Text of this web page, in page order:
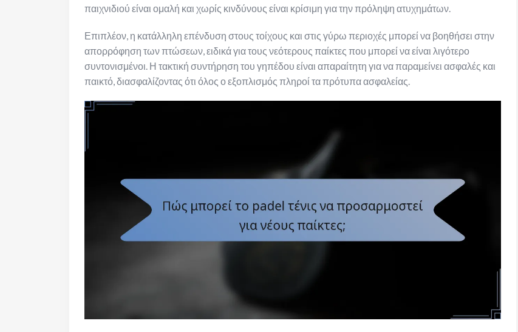
παιχνιδιού είναι ομαλή και χωρίς κινδύνους είναι κρίσιμη για την πρόληψη ατυχημάτων.
Επιπλέον, η κατάλληλη επένδυση στους τοίχους και στις γύρω περιοχές μπορεί να βοηθήσει στην
απορρόφηση των πτώσεων, ειδικά για τους νεότερους παίκτες που μπορεί να είναι λιγότερο
συντονισμένοι. Η τακτική συντήρηση του γηπέδου είναι απαραίτητη για να παραμείνει ασφαλές και
παικτό, διασφαλίζοντας ότι όλος ο εξοπλισμός πληροί τα πρότυπα ασφαλείας.